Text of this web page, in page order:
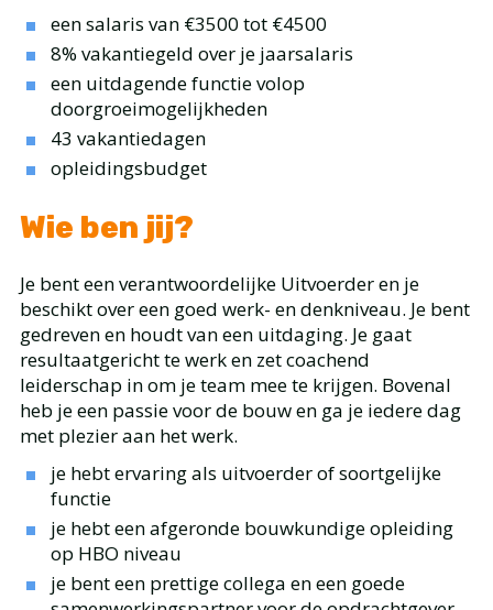
Wie ben jij?
Je bent een verantwoordelijke Uitvoerder en je
beschikt over een goed werk- en denkniveau. Je bent
gedreven en houdt van een uitdaging. Je gaat
resultaatgericht te werk en zet coachend
leiderschap in om je team mee te krijgen. Bovenal
heb je een passie voor de bouw en ga je iedere dag
met plezier aan het werk.
je hebt ervaring als uitvoerder of soortgelijke
functie
je hebt een afgeronde bouwkundige opleiding
op HBO niveau
je bent een prettige collega en een goede
een salaris van €3500 tot €4500
8% vakantiegeld over je jaarsalaris
een uitdagende functie volop
doorgroeimogelijkheden
43 vakantiedagen
opleidingsbudget